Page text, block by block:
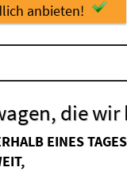
anbieten!
die wir
EINES